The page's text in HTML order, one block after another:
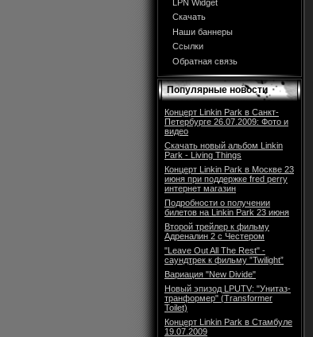
LPN Widget
Скачать
Наши баннеры
Ссылки
Обратная связь
Популярные новости
Концерт Linkin Park в Санкт-
Петербурге 26.07.2009: Фото и
видео
Скачать новый альбом Linkin
Park - Living Things
Концерт Linkin Park в Москве 23
июня при поддержке fred perry
интернет магазин
Подробности о получении
билетов на Linkin Park 23 июня
Второй трейлер к фильму
Адреналин 2 с Честером
"Leave Out All The Rest" -
саундтрек к фильму ”Twilight”
Вариация "New Divide"
Новый эпизод LPUTV: "Унитаз-
транформер" (Transformer
Toilet)
Концерт Linkin Park в Стамбуле
19.07.2009